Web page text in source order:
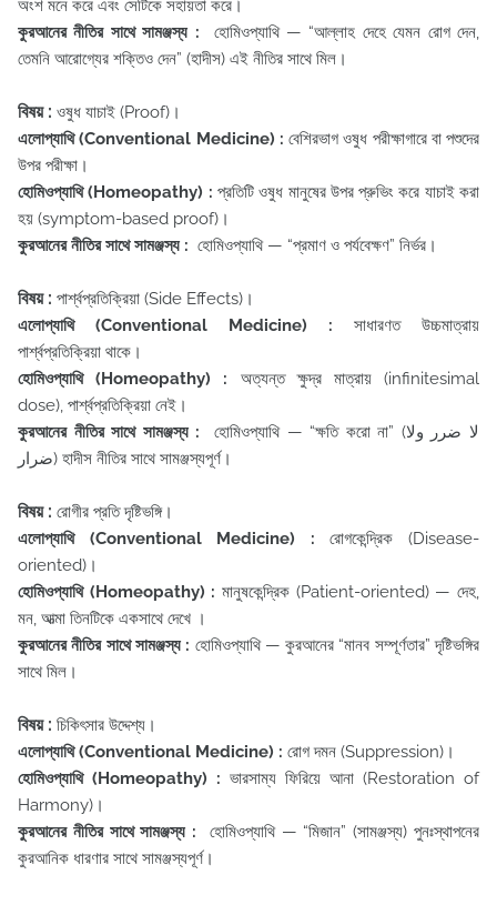
অংশ মনে করে এবং সেটিকে সহায়তা করে।
কুরআনের নীতির সাথে সামঞ্জস্য : হোমিওপ্যাথি — “আল্লাহ দেহে যেমন রোগ দেন,
তেমনি আরোগ্যের শক্তিও দেন” (হাদীস) এই নীতির সাথে মিল।
বিষয় : ওষুধ যাচাই (Proof)।
এলোপ্যাথি (Conventional Medicine) : বেশিরভাগ ওষুধ পরীক্ষাগারে বা পশুদের
উপর পরীক্ষা।
হোমিওপ্যাথি (Homeopathy) : প্রতিটি ওষুধ মানুষের উপর প্রুভিং করে যাচাই করা
হয় (symptom-based proof)।
কুরআনের নীতির সাথে সামঞ্জস্য : হোমিওপ্যাথি — “প্রমাণ ও পর্যবেক্ষণ” নির্ভর।
বিষয় : পার্শ্বপ্রতিক্রিয়া (Side Effects)।
এলোপ্যাথি (Conventional Medicine) : সাধারণত উচ্চমাত্রায়
পার্শ্বপ্রতিক্রিয়া থাকে।
হোমিওপ্যাথি (Homeopathy) : অত্যন্ত ক্ষুদ্র মাত্রায় (infinitesimal
dose), পার্শ্বপ্রতিক্রিয়া নেই।
কুরআনের নীতির সাথে সামঞ্জস্য : হোমিওপ্যাথি — “ক্ষতি করো না” (لا ضرر ولا
ضرار) হাদীস নীতির সাথে সামঞ্জস্যপূর্ণ।
বিষয় : রোগীর প্রতি দৃষ্টিভঙ্গি।
এলোপ্যাথি (Conventional Medicine) : রোগকেন্দ্রিক (Disease-
oriented)।
হোমিওপ্যাথি (Homeopathy) : মানুষকেন্দ্রিক (Patient-oriented) — দেহ,
মন, আত্মা তিনটিকে একসাথে দেখে ।
কুরআনের নীতির সাথে সামঞ্জস্য : হোমিওপ্যাথি — কুরআনের “মানব সম্পূর্ণতার” দৃষ্টিভঙ্গির
সাথে মিল।
বিষয় : চিকিৎসার উদ্দেশ্য।
এলোপ্যাথি (Conventional Medicine) : রোগ দমন (Suppression)।
হোমিওপ্যাথি (Homeopathy) : ভারসাম্য ফিরিয়ে আনা (Restoration of
Harmony)।
কুরআনের নীতির সাথে সামঞ্জস্য : হোমিওপ্যাথি — “মিজান” (সামঞ্জস্য) পুনঃস্থাপনের
কুরআনিক ধারণার সাথে সামঞ্জস্যপূর্ণ।